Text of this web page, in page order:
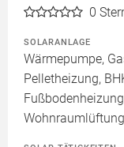
0
SOLARANLAGE
Wärmepumpe,
Pelletheizung,